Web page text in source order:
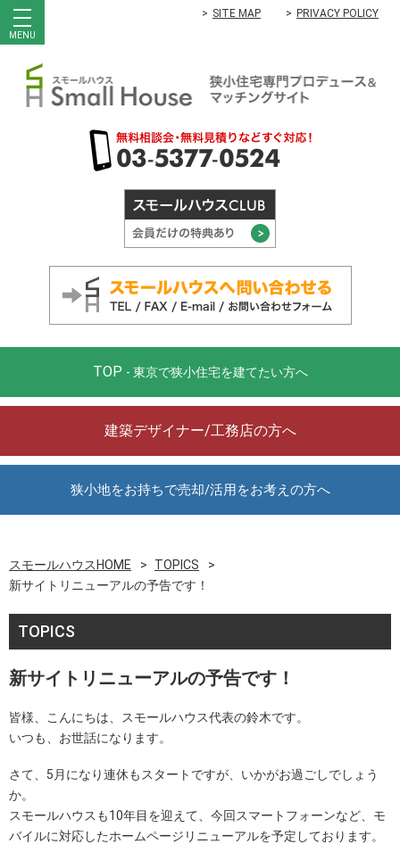
MENU
SITE MAP PRIVACY POLICY
TOP - 東京で狭小住宅を建てたい方へ
建築デザイナー/工務店の方へ
狭小地をお持ちで売却/活用をお考えの方へ
スモールハウスHOME
TOPICS
新サイトリニューアルの予告です！
TOPICS
新サイトリニューアルの予告です！
皆様、こんにちは、スモールハウス代表の鈴木です。
いつも、お世話になります。
さて、5月になり連休もスタートですが、いかがお過ごしでしょう
か。
スモールハウスも10年目を迎えて、今回スマートフォーンなど、モ
バイルに対応したホームページリニューアルを予定しております。